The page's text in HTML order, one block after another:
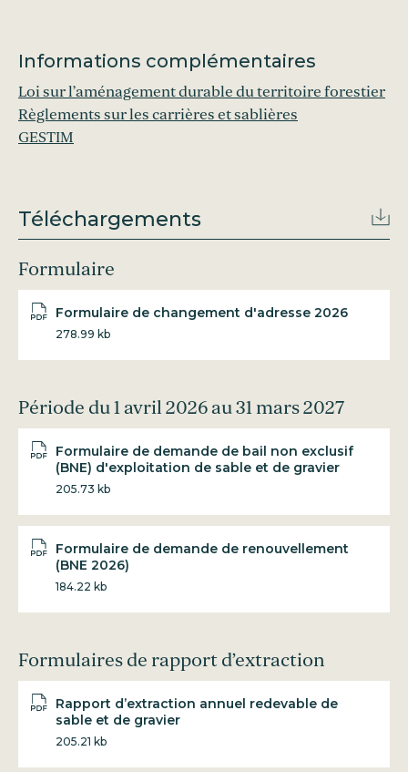
Informations complémentaires
Loi sur l’aménagement durable du territoire forestier
Règlements sur les carrières et sablières
GESTIM
Téléchargements
Formulaire
Formulaire de changement d'adresse 2026
278.99 kb
Période du 1 avril 2026 au 31 mars 2027
Formulaire de demande de bail non exclusif
(BNE) d'exploitation de sable et de gravier
205.73 kb
Formulaire de demande de renouvellement
(BNE 2026)
184.22 kb
Formulaires de rapport d’extraction
Rapport d’extraction annuel redevable de
sable et de gravier
205.21 kb